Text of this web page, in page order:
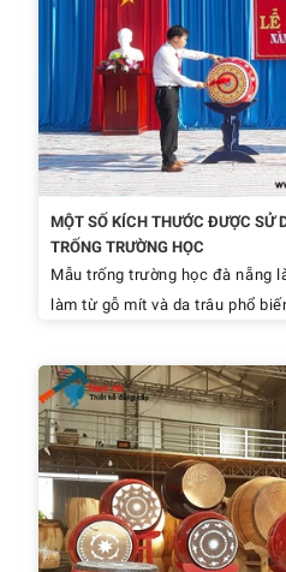
MỘT SỐ KÍCH THƯỚC ĐƯỢC SỬ
TRỐNG TRƯỜNG HỌC
Mẫu trống trường học đà nẵng
làm từ gỗ mít và da trâu phổ